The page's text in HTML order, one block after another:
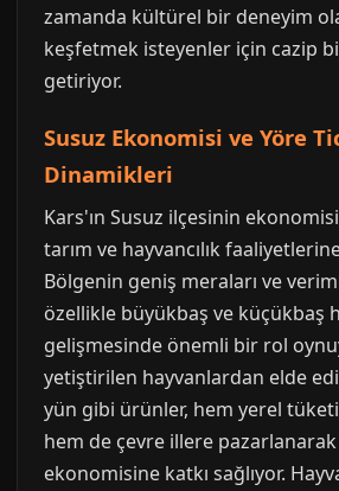
zamanda kültürel bir deneyim
keşfetmek isteyenler için cazip
getiriyor.
Susuz Ekonomisi ve Yöre
Dinamikleri
Kars'ın Susuz ilçesinin
tarım ve hayvancılık
Bölgenin geniş meraları ve
özellikle büyükbaş ve küçükbaş
gelişmesinde önemli bir rol
yetiştirilen hayvanlardan elde
yün gibi ürünler, hem yerel
hem de çevre illere
ekonomisine katkı sağlıyor.